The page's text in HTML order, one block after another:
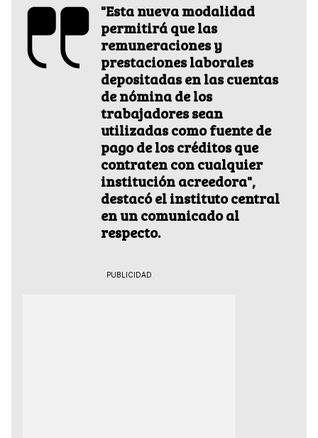
"Esta nueva modalidad
permitirá que las
remuneraciones y
prestaciones laborales
depositadas en las cuentas
de nómina de los
trabajadores sean
utilizadas como fuente de
pago de los créditos que
contraten con cualquier
institución acreedora",
destacó el instituto central
en un comunicado al
respecto.
PUBLICIDAD